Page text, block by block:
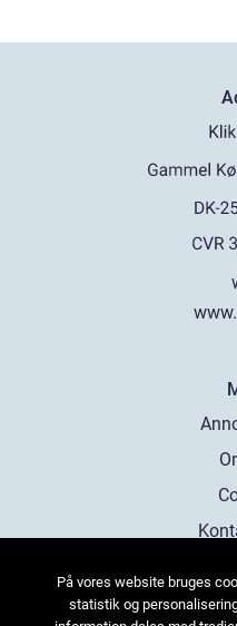
På vores website bruges
statistik og